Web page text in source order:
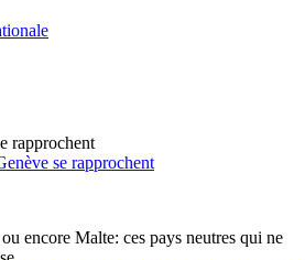
rapprochent
se rapprochent
encore Malte: ces pays neutres qui ne